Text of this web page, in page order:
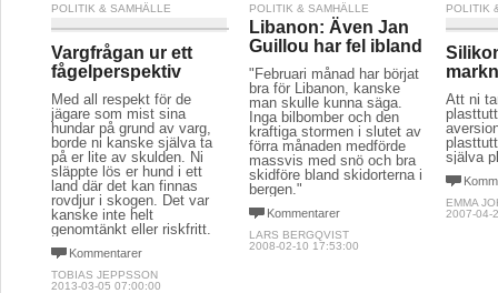
POLITIK & SAMHÄLLE
Vargfrågan ur ett
fågelperspektiv
Med all respekt för de
jägare som mist sina
hundar på grund av varg,
borde ni kanske själva ta
på er lite av skulden. Ni
släppte lös er hund i ett
land där det kan finnas
rovdjur i skogen. Det var
kanske inte helt
genomtänkt eller riskfritt.
Kommentarer
TOBIAS JEPPSSON
2013-03-05 07:00:00
POLITIK & SAMHÄLLE
Libanon: Även Jan
Guillou har fel ibland
"Februari månad har börjat
bra för Libanon, kanske
man skulle kunna säga.
Inga bilbomber och den
kraftiga stormen i slutet av
förra månaden medförde
massvis med snö och bra
skidföre bland skidorterna i
bergen."
Kommentarer
LARS BERGQVIST
2008-02-10 17:53:00
POLITIK
Att ni
själva
EMMA
2007-04-